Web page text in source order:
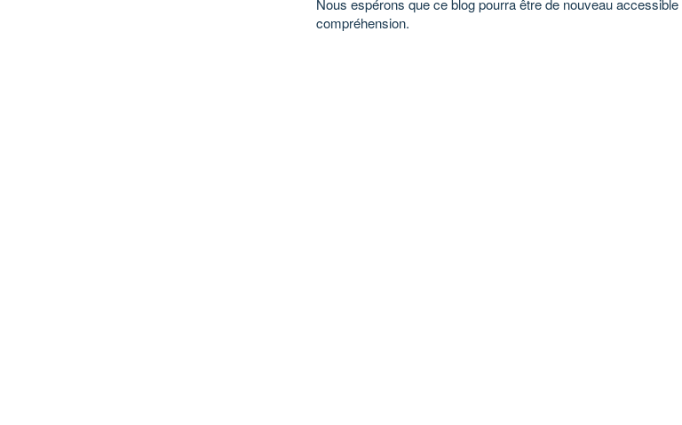
Nous espérons que ce blog pourra être de nouveau
compréhension.